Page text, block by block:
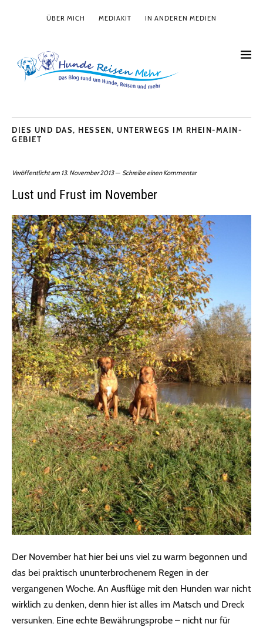
ÜBER MICH MEDIAKIT IN ANDEREN MEDIEN
DIES UND DAS, HESSEN, UNTERWEGS IM RHEIN-MAIN-
GEBIET
Veröffentlicht am 13. November 2013 Schreibe einen Kommentar
Lust und Frust im November
Der November hat hier bei uns viel zu warm begonnen und
das bei praktisch ununterbrochenem Regen in der
vergangenen Woche. An Ausflüge mit den Hunden war nicht
wirklich zu denken, denn hier ist alles im Matsch und Dreck
versunken. Eine echte Bewährungsprobe – nicht nur für